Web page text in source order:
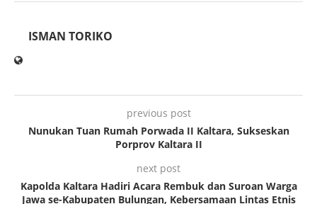
ISMAN TORIKO
previous post
Nunukan Tuan Rumah Porwada II Kaltara, Sukseskan
Porprov Kaltara II
next post
Kapolda Kaltara Hadiri Acara Rembuk dan Suroan Warga
Jawa se-Kabupaten Bulungan, Kebersamaan Lintas Etnis